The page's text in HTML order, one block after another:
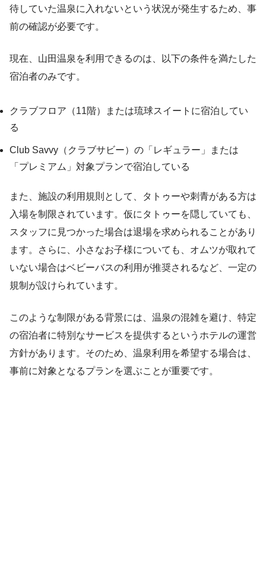
待していた温泉に入れないという状況が発生するため、事
前の確認が必要です。
現在、山田温泉を利用できるのは、以下の条件を満たした
宿泊者のみです。
クラブフロア（11階）または琉球スイートに宿泊してい
る
Club Savvy（クラブサビー）の「レギュラー」または
「プレミアム」対象プランで宿泊している
また、施設の利用規則として、タトゥーや刺青がある方は
入場を制限されています。仮にタトゥーを隠していても、
スタッフに見つかった場合は退場を求められることがあり
ます。さらに、小さなお子様についても、オムツが取れて
いない場合はベビーバスの利用が推奨されるなど、一定の
規制が設けられています。
このような制限がある背景には、温泉の混雑を避け、特定
の宿泊者に特別なサービスを提供するというホテルの運営
方針があります。そのため、温泉利用を希望する場合は、
事前に対象となるプランを選ぶことが重要です。